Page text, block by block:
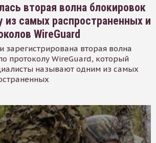
вторая волна блокировок
из самых распространенных и
WireGuard
зарегистрирована вторая волна
протоколу WireGuard, который
называют одним из самых